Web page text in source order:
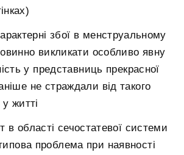
збої в менструальному
викликати особливо явну
у представниць прекрасної
не страждали від такого
житті
в області сечостатевої системи
проблема при наявності